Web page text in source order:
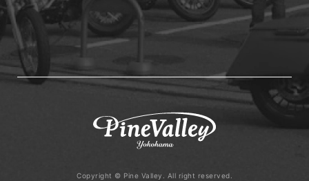
Copyright © Pine Valley. All right reserved.